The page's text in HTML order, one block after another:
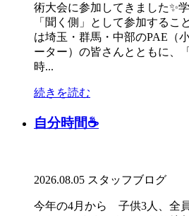
術大会に参加してきました✨
「聞く側」として参加するこ
は埼玉・群馬・中部のPAE（
ーター）の皆さんとともに、
時...
続きを読む
自分時間☕
2026.08.05 スタッフブログ
今年の4月から 子供3人、全